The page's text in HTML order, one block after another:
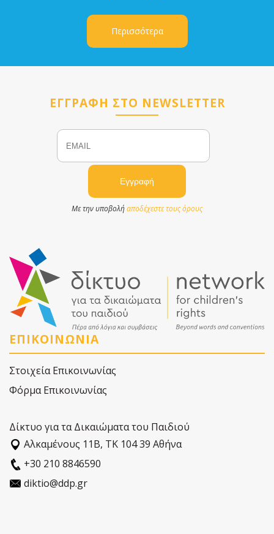
Περισσότερα
ΕΓΓΡΑΦΗ ΣΤΟ NEWSLETTER
Email
Με την υποβολήαποδέχεστε τους όρους
ΕΠΙΚΟΙΝΩΝΙΑ
Στοιχεία Επικοινωνίας
Φόρμα Επικοινωνίας
Δίκτυο για τα Δικαιώματα του Παιδιού
Αλκαµένους 11Β, ΤΚ 104 39 Αθήνα
+30 210 8846590
diktio@ddp.gr